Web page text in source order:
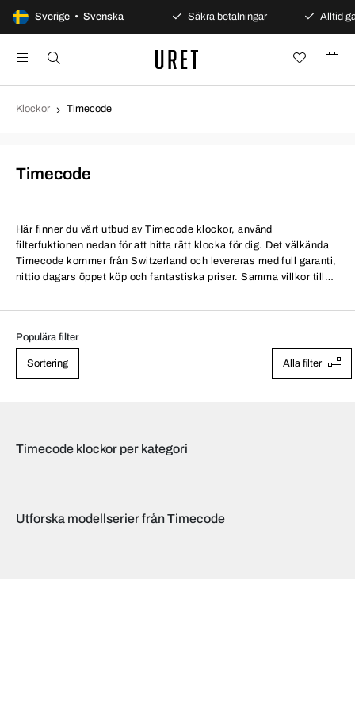
Sverige • Svenska
100 dagars öppet köp Säkra betalningar Alltid
Klockor Timecode
Timecode
Här finner du vårt utbud av Timecode klockor, använd
filterfuktionen nedan för att hitta rätt klocka för dig. Det välkända
Timecode kommer från Switzerland och levereras med full garanti,
nittio dagars öppet köp och fantastiska priser. Samma villkor till
Populära filter
Sortering Alla filter
Timecode klockor per kategori
Utforska modellserier från Timecode